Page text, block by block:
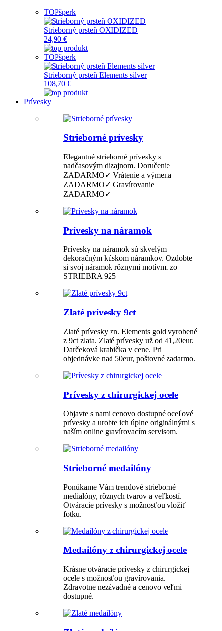
TOPšperk
Strieborný prsteň OXIDIZED
24,90 €
TOPšperk
Strieborný prsteň Elements silver
108,70 €
Prívesky
Strieborné prívesky
Elegantné strieborné prívesky s
nadčasovým dizajnom. Doručenie
ZADARMO✓ Vrátenie a výmena
ZADARMO✓ Gravírovanie
ZADARMO✓
Prívesky na náramok
Prívesky na náramok sú skvelým
dekoračným kúskom náramkov. Ozdobte
si svoj náramok rôznymi motívmi zo
STRIEBRA 925
Zlaté prívesky 9ct
Zlaté prívesky zn. Elements gold vyrobené
z 9ct zlata. Zlaté prívesky už od 41,20eur.
Darčeková krabička v cene. Pri
objednávke nad 50eur, poštovné zadarmo.
Prívesky z chirurgickej ocele
Objavte s nami cenovo dostupné oceľové
prívesky a urobte ich úplne originálnými s
naším online gravírovacím servisom.
Strieborné medailóny
Ponúkame Vám trendové strieborné
medialóny, rôznych tvarov a veľkostí.
Otváracie prívesky s možnosťou vložiť
fotku.
Medailóny z chirurgickej ocele
Krásne otváracie prívesky z chirurgickej
ocele s možnosťou gravírovania.
Zdravotne nezávadné a cenovo veľmi
dostupné.